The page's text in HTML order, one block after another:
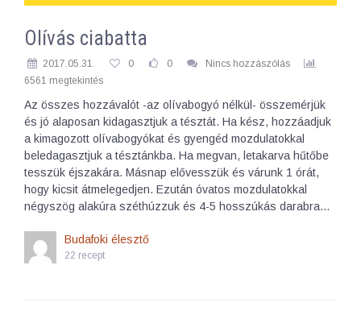
Olívás ciabatta
2017.05.31. 0 0
Nincs hozzászólás
6561 megtekintés
Az összes hozzávalót -az olívabogyó nélkül- összemérjük
és jó alaposan kidagasztjuk a tésztát. Ha kész, hozzáadjuk
a kimagozott olívabogyókat és gyengéd mozdulatokkal
beledagasztjuk a tésztánkba. Ha megvan, letakarva hűtőbe
tesszük éjszakára. Másnap elővesszük és várunk 1 órát,
hogy kicsit átmelegedjen. Ezután óvatos mozdulatokkal
négyszög alakúra széthúzzuk és 4-5 hosszúkás darabra…
Budafoki élesztő
22 recept